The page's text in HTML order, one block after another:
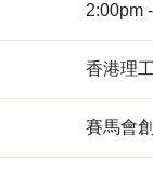
2:00pm
香港理
賽馬會